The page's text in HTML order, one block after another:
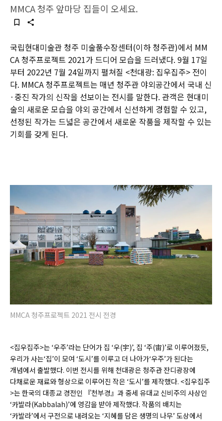
MMCA 청주 앞마당 집들이 오세요.
국립현대미술관 청주 미술품수장센터(이하 청주관)에서 MM
CA 청주프로젝트 2021가 드디어 모습을 드러냈다. 9월 17일
부터 2022년 7월 24일까지 펼쳐질 <천대광: 집우집주> 전이
다. MMCA 청주프로젝트는 매년 청주관 야외공간에서 국내 신
·중진 작가의 신작을 선보이는 전시를 말한다. 관객은 현대미
술의 새로운 모습을 야외 공간에서 신선하게 경험할 수 있고,
선정된 작가는 드넓은 공간에서 새로운 작품을 제작할 수 있는
기회를 갖게 된다.
MMCA 청주프로젝트 2021 전시 전경
<집우집주>는 ‘우주’라는 단어가 집 ‘우(宇)’, 집 ‘주(宙)’로 이루어졌듯,
우리가 사는‘집’이 모여 ‘도시’를 이루고 더 나아가‘우주’가 된다는
개념에서 출발했다. 이번 전시를 위해 천대광은 청주관 잔디광장에
다채로운 재료와 형상으로 이루어진 작은 ‘도시’를 제작했다. <집우집주
>는 한국의 대종교 경전인 『천부경』과 중세 유대교 신비주의 사상인
‘카발라(Kabbalah)’에 영감을 받아 제작했다. 작품의 배치는
‘카발라’에서 구전으로 내려오는 ‘지혜를 담은 생명의 나무’ 도상에서